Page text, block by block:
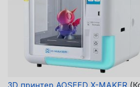
3D принтер AOSEED X-MAKER